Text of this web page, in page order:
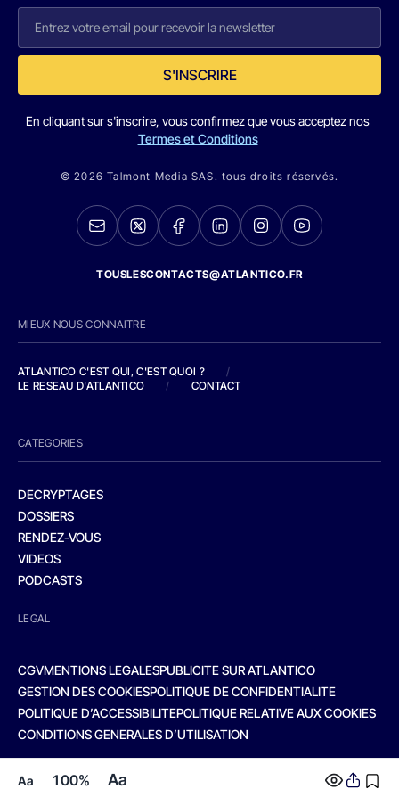
Aa 100% Aa
S'INSCRIRE
En cliquant sur s'inscrire, vous confirmez que vous acceptez nos
Termes et Conditions
© 2026 Talmont Media SAS. tous droits réservés.
TOUSLESCONTACTS@ATLANTICO.FR
MIEUX NOUS CONNAITRE
ATLANTICO C'EST QUI, C'EST QUOI ?
/
LE RESEAU D'ATLANTICO
/ CONTACT
CATEGORIES
DECRYPTAGES
DOSSIERS
RENDEZ-VOUS
VIDEOS
PODCASTS
LEGAL
CGVMENTIONS LEGALESPUBLICITE SUR ATLANTICO
GESTION DES COOKIESPOLITIQUE DE CONFIDENTIALITE
POLITIQUE D’ACCESSIBILITEPOLITIQUE RELATIVE AUX COOKIES
CONDITIONS GENERALES D’UTILISATION